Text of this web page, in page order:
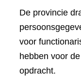
De provincie
voor
hebben voor
opdracht.